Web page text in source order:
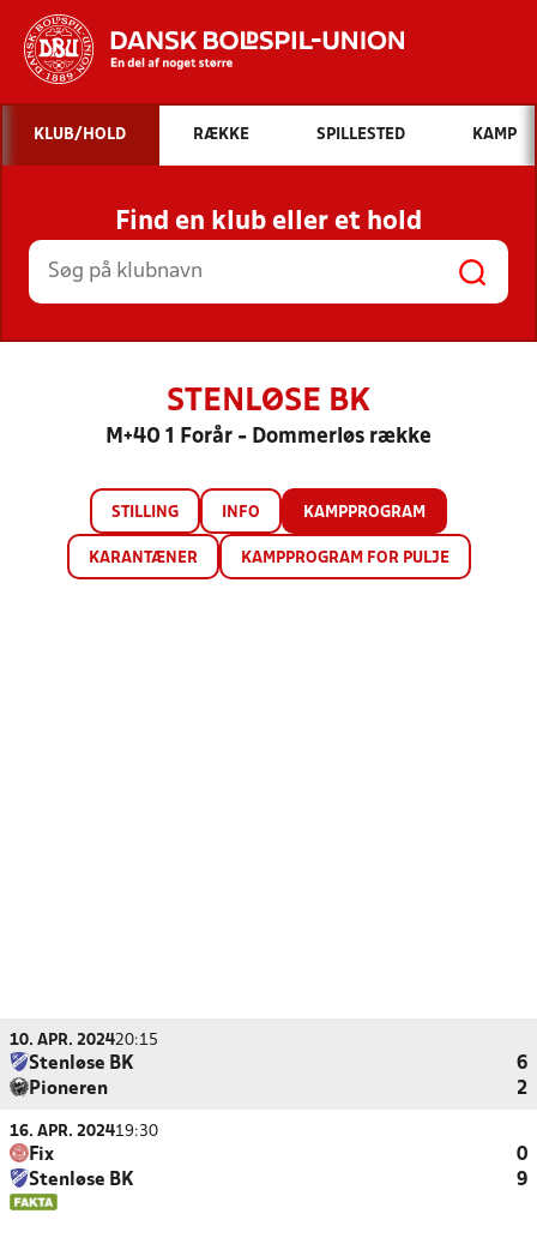
Hvad vil du søge efter?
INDHOLD OG NYHEDER
STILLINGER, RESULTATER, KLUBBER OG
HOLD
KLUB/HOLD RÆKKE SPILLESTED KAMP
Find en klub eller et hold
STENLØSE BK
M+40 1 Forår - Dommerløs række
STILLING INFO KAMPPROGRAM
KARANTÆNER KAMPPROGRAM FOR PULJE
10. APR. 202420:15
Stenløse BK
6
Pioneren
2
16. APR. 202419:30
Fix
0
Stenløse BK
9